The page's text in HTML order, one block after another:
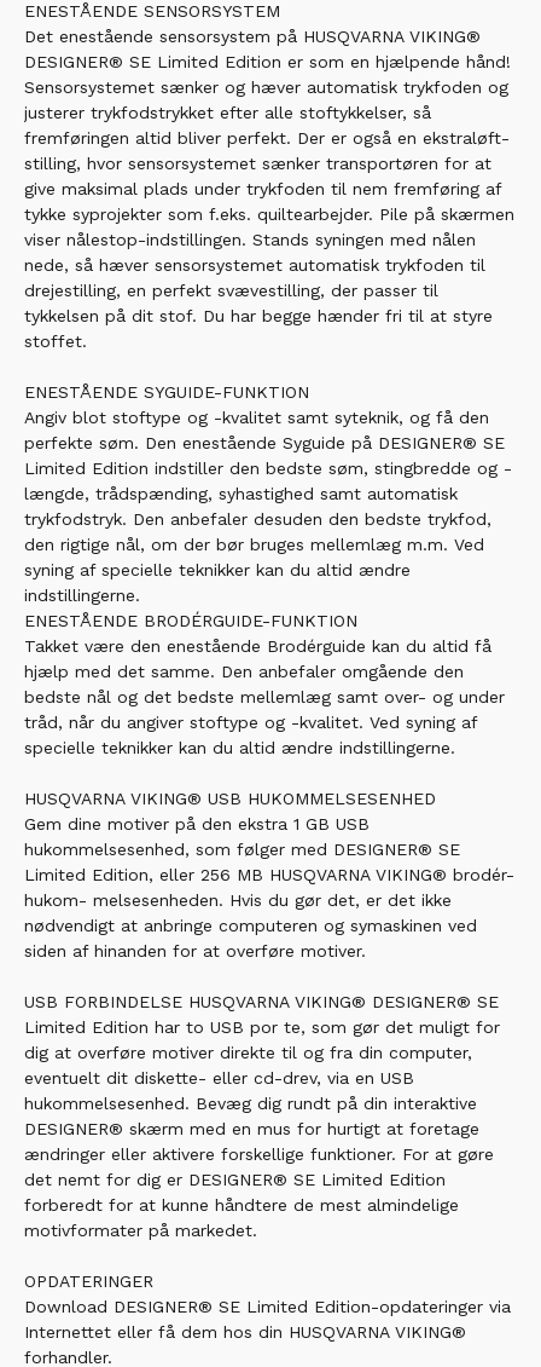
ENESTÅENDE SENSORSYSTEM
Det enestående sensorsystem på HUSQVARNA VIKING®
DESIGNER® SE Limited Edition er som en hjælpende hånd!
Sensorsystemet sænker og hæver automatisk trykfoden og
justerer trykfodstrykket efter alle stoftykkelser, så
fremføringen altid bliver perfekt. Der er også en ekstraløft-
stilling, hvor sensorsystemet sænker transportøren for at
give maksimal plads under trykfoden til nem fremføring af
tykke syprojekter som f.eks. quiltearbejder. Pile på skærmen
viser nålestop-indstillingen. Stands syningen med nålen
nede, så hæver sensorsystemet automatisk trykfoden til
drejestilling, en perfekt svævestilling, der passer til
tykkelsen på dit stof. Du har begge hænder fri til at styre
stoffet.
ENESTÅENDE SYGUIDE-FUNKTION
Angiv blot stoftype og -kvalitet samt syteknik, og få den
perfekte søm. Den enestående Syguide på DESIGNER® SE
Limited Edition indstiller den bedste søm, stingbredde og -
længde, trådspænding, syhastighed samt automatisk
trykfodstryk. Den anbefaler desuden den bedste trykfod,
den rigtige nål, om der bør bruges mellemlæg m.m. Ved
syning af specielle teknikker kan du altid ændre
indstillingerne.
ENESTÅENDE BRODÉRGUIDE-FUNKTION
Takket være den enestående Brodérguide kan du altid få
hjælp med det samme. Den anbefaler omgående den
bedste nål og det bedste mellemlæg samt over- og under
tråd, når du angiver stoftype og -kvalitet. Ved syning af
specielle teknikker kan du altid ændre indstillingerne.
HUSQVARNA VIKING® USB HUKOMMELSESENHED
Gem dine motiver på den ekstra 1 GB USB
hukommelsesenhed, som følger med DESIGNER® SE
Limited Edition, eller 256 MB HUSQVARNA VIKING® brodér-
hukom- melsesenheden. Hvis du gør det, er det ikke
nødvendigt at anbringe computeren og symaskinen ved
siden af hinanden for at overføre motiver.
USB FORBINDELSE HUSQVARNA VIKING® DESIGNER® SE
Limited Edition har to USB por te, som gør det muligt for
dig at overføre motiver direkte til og fra din computer,
eventuelt dit diskette- eller cd-drev, via en USB
hukommelsesenhed. Bevæg dig rundt på din interaktive
DESIGNER® skærm med en mus for hurtigt at foretage
ændringer eller aktivere forskellige funktioner. For at gøre
det nemt for dig er DESIGNER® SE Limited Edition
forberedt for at kunne håndtere de mest almindelige
motivformater på markedet.
OPDATERINGER
Download DESIGNER® SE Limited Edition-opdateringer via
Internettet eller få dem hos din HUSQVARNA VIKING®
forhandler.